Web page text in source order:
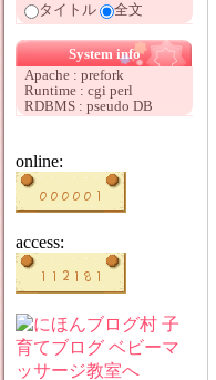
タイトル 全文
System info
Apache : prefork
Runtime : cgi perl
RDBMS : pseudo DB
online:
access: